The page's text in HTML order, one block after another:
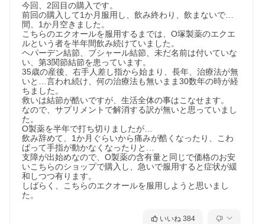
今回、2回目の購入です。
前回の購入して1か月服用し、飲み終わり、飲まないで…
間、1か月空きました。
こちらのエクオールを服用するまでは、O塚製薬のエクエ
ルという者を半年間飲み続けていました。
ヘパーデン結節、ブシャール結節、未だ名前は付いていな
い、第3関節結節を患っています。
35歳の産後、右手人差し指から始まり、長年、治療法が無
いと…言われ続け、何の治療法も無いまま30数年の時が経
ちました。
救いは結節が酷いですが、生活全体の事はこなせます。
なので、サプリメントで解消する訳が無いと思っていまし
た。
O製薬を半年で打ち切りましたが…
飲み辞めて、1か月ぐらいから痛みが酷くなったり、こわ
ばって手指が動かなくなったりと…
支障が出始めなので、O製薬の含有量と同じで価格のお安
いこちらのショップで購入し、急いで服用すると症状が緩
和しつつ有ります。
しばらく、こちらのエクオールを服用しようと思いまし
いいね 384